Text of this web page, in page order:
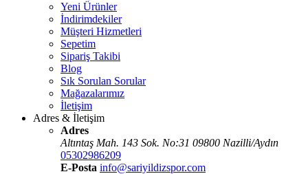
Yeni Ürünler
İndirimdekiler
Müşteri Hizmetleri
Sepetim
Sipariş Takibi
Blog
Sık Sorulan Sorular
Mağazalarımız
İletişim
Adres & İletişim
Adres
Altıntaş Mah. 143 Sok. No:31 09800 Nazilli/Aydın
05302986209
E-Posta info@sariyildizspor.com